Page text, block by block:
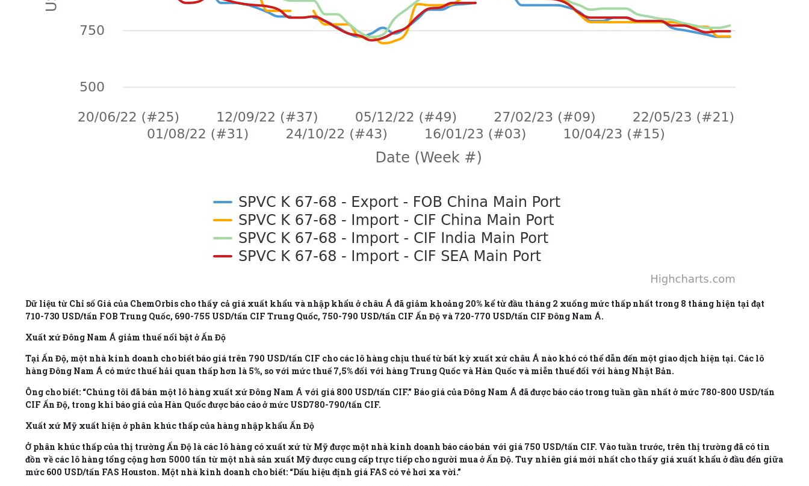
Dữ liệu từ Chỉ số Giá của ChemOrbis cho thấy cả giá xuất khẩu và nhập khẩu ở châu Á đã giảm khoảng 20% kể từ đầu tháng 2 xuống mức thấp nhất trong 8 tháng hiện tại đạt
710-730 USD/tấn FOB Trung Quốc, 690-755 USD/tấn CIF Trung Quốc, 750-790 USD/tấn CIF Ấn Độ và 720-770 USD/tấn CIF Đông Nam Á.
Xuất xứ Đông Nam Á giảm thuế nổi bật ở Ấn Độ
Tại Ấn Độ, một nhà kinh doanh cho biết báo giá trên 790 USD/tấn CIF cho các lô hàng chịu thuế từ bất kỳ xuất xứ châu Á nào khó có thể dẫn đến một giao dịch hiện tại. Các lô
hàng Đông Nam Á có mức thuế hải quan thấp hơn là 5%, so với mức thuế 7,5% đối với hàng Trung Quốc và Hàn Quốc và miễn thuế đối với hàng Nhật Bản.
Ông cho biết: “Chúng tôi đã bán một lô hàng xuất xứ Đông Nam Á với giá 800 USD/tấn CIF.” Báo giá của Đông Nam Á đã được báo cáo trong tuần gần nhất ở mức 780-800 USD/tấn
CIF Ấn Độ, trong khi báo giá của Hàn Quốc được báo cáo ở mức USD780-790/tấn CIF.
Xuất xứ Mỹ xuất hiện ở phân khúc thấp của hàng nhập khẩu Ấn Độ
Ở phân khúc thấp của thị trường Ấn Độ là các lô hàng có xuất xứ từ Mỹ được một nhà kinh doanh báo cáo bán với giá 750 USD/tấn CIF. Vào tuần trước, trên thị trường đã có tin
đồn về các lô hàng tổng cộng hơn 5000 tấn từ một nhà sản xuất Mỹ được cung cấp trực tiếp cho người mua ở Ấn Độ. Tuy nhiên giá mới nhất cho thấy giá xuất khẩu ở đầu đến giữa
mức 600 USD/tấn FAS Houston. Một nhà kinh doanh cho biết: “Dấu hiệu định giá FAS có vẻ hơi xa vời.”